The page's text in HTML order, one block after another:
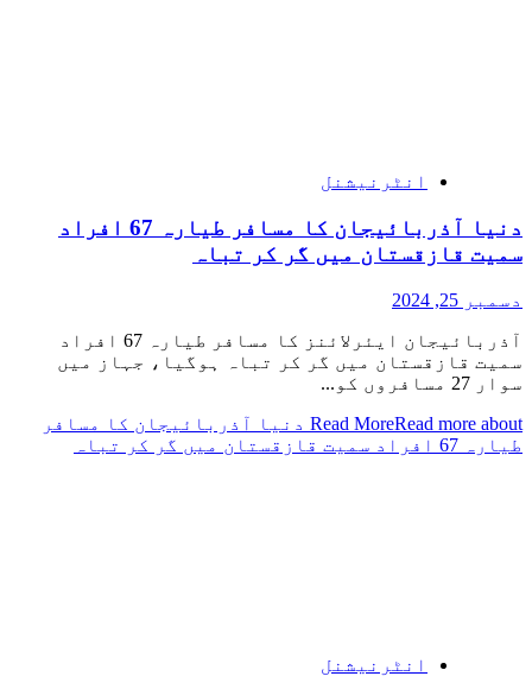
انٹرنیشنل
دنیا آذربائیجان کا مسافر طیارہ 67 افراد
سمیت قازقستان میں گر کر تباہ
دسمبر 25, 2024
آذربائیجان ایئرلائنز کا مسافر طیارہ 67 افراد
سمیت قازقستان میں گر کر تباہ ہوگیا، جہاز میں
سوار 27 مسافروں کو...
Read More Read more about دنیا آذربائیجان کا مسافر
طیارہ 67 افراد سمیت قازقستان میں گر کر تباہ
انٹرنیشنل